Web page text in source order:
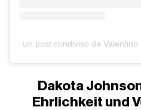
Un post condiviso da
Dakota
Ehrlichkeit und